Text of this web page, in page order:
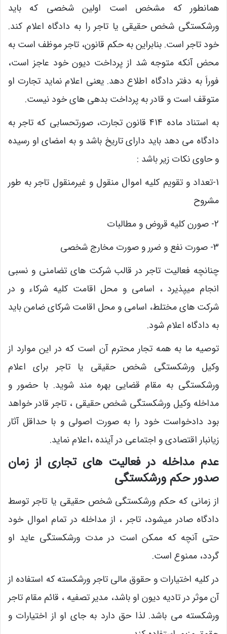
همانطور که مشخص است اولین شخصی که باید
ورشکستگی شخص حقیقی یا تاجر را به دادگاه اعلام کند.
خود تاجر است. بنابراین به حکم قانون، تاجر موظف است به
محض آنکه متوجه شد از پرداخت دیون خود عاجز است،
فوراَ به دفتر دادگاه اطلاع دهد. یعنی اعلام نماید تجارت او
متوقف است و قادر به پرداخت بدهی های خود نیست.
به استناد ماده 414 قانون تجارت، صورتحسابی که تاجر به
دادگاه می دهد باید دارای تاریخ باشد و به امضای او رسیده
و حاوی نکات زیر باشد :
1-تعداد و تقویم کلیه اموال منقول و غیرمنقول تاجر به طور
مشروح
2- صورن کلیه قروض و مطالبات
3- صورت نفع و ضرر و صورت مخارج شخصی
چنانچه فعالیت تاجر در قالب شرکت های تضامنی و نسبی
انجام میپذیرد ، اسامی و محل اقامت کلیه شرکاء و در
شرکت های مختلط، اسامی و محل اقامت شرکای ضامن باید
به دادگاه اعلام شود.
توصیه ما به همه تجار محترم آن است که در این موارد از
وکیل ورشکستگی شخص حقیقی یا تاجر برای اعلام
ورشکستگی به مقام قضایی بهره مند شوید. با حضور و
مداخله وکیل ورشکستگی شخص حقیقی ، تاجر قادر خواهد
بود دادخواست خود را به صورت اصولی و با حداقل آثار
زیانبار اقتصادی و اجتماعی در آینده ،اعلام نماید.
عدم مداخله در فعالیت های تجاری از زمان
صدور حکم ورشکستگی
از زمانی که حکم ورشکستگی شخص حقیقی یا تاجر توسط
دادگاه صادر میشود، تاجر ، از مداخله در تمام اموال خود
حتی آنچه که ممکن است در مدت ورشکستگی عاید او
گردد، ممنوع است.
در کلیه اختیارات و حقوق مالی تاجر ورشکسته که استفاده از
آن موثر در تادیه دیون او باشد، مدیر تصفیه ، قائم مقام تاجر
ورشکسته می باشد. لذا حق دارد به جای او از اختیارات و